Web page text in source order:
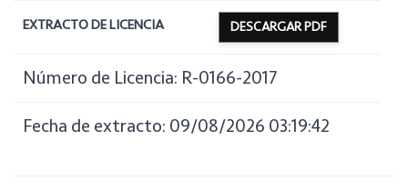
EXTRACTO DE LICENCIA DESCARGAR PDF
Número de Licencia: R-0166-2017
Fecha de extracto: 09/08/2026 03:19:42